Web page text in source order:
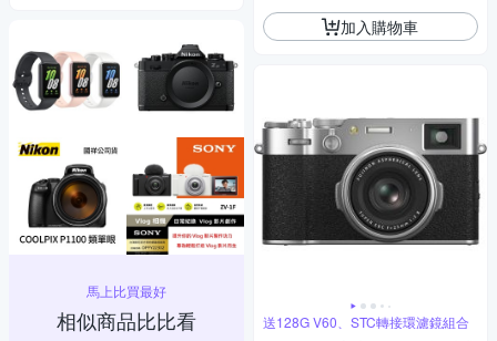
馬上比買最好
相似商品比比看
加入購物車
送128G V60、STC轉接環濾鏡組合